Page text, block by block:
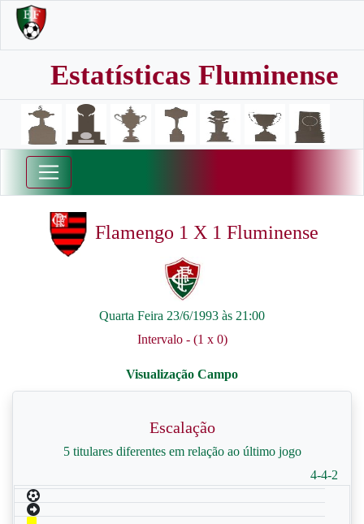
Estatísticas Fluminense
Flamengo 1 X 1 Fluminense
Quarta Feira 23/6/1993 às 21:00
Intervalo - (1 x 0)
Escalação
5 titulares diferentes em relação ao último jogo
4-4-2